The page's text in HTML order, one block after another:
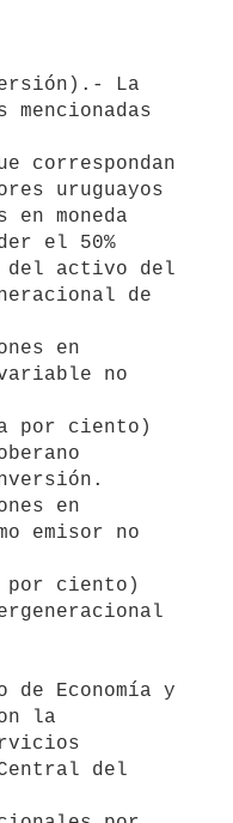
correspondan
uruguayos
en moneda
el 50%
del activo del
de
en
no
por ciento)
en
emisor no
por ciento)
Economía y
la
del